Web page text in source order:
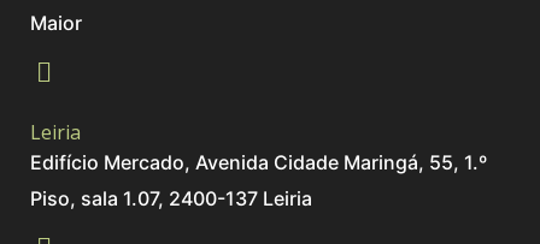
Maior
Leiria
Edifício Mercado, Avenida Cidade Maringá, 55, 1.º
Piso, sala 1.07, 2400-137 Leiria